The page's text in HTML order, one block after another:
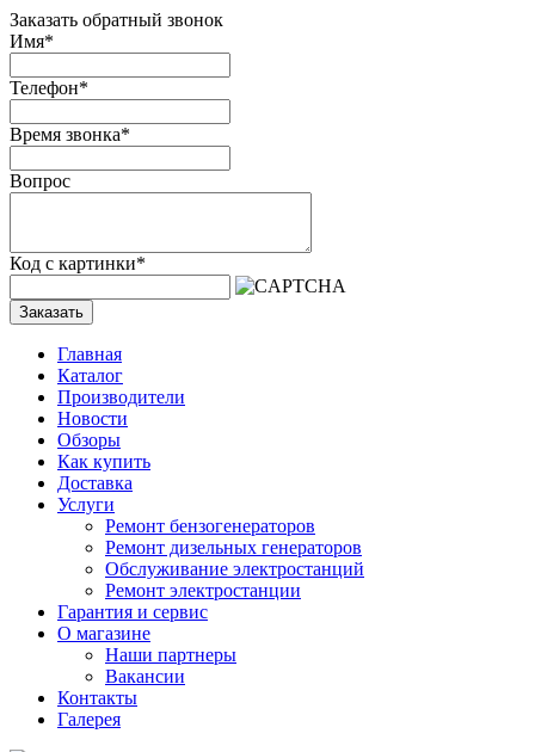
Заказать обратный звонок
Имя*
Телефон*
Время звонка*
Вопрос
Код с картинки*
Заказать
Главная
Каталог
Производители
Новости
Обзоры
Как купить
Доставка
Услуги
Ремонт бензогенераторов
Ремонт дизельных генераторов
Обслуживание электростанций
Ремонт электростанции
Гарантия и сервис
О магазине
Наши партнеры
Вакансии
Контакты
Галерея